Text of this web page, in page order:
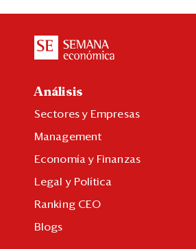
Análisis
Sectores y Empresas
Management
Economía y Finanzas
Legal y Política
Ranking CEO
Blogs